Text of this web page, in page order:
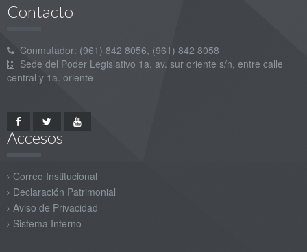
Contacto
Conmutador: (961) 842 8056, (961) 842 8058
Sede del Poder Legislativo 1a. av. sur oriente s/n, entre calle
central y 1a. oriente
Accesos
Correo Institucional
Declaración Patrimonial
Aviso de Privacidad
Sistema Interno